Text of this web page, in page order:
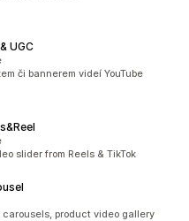
UGC
či bannerem videí YouTube
slider from Reels & TikTok
product video gallery